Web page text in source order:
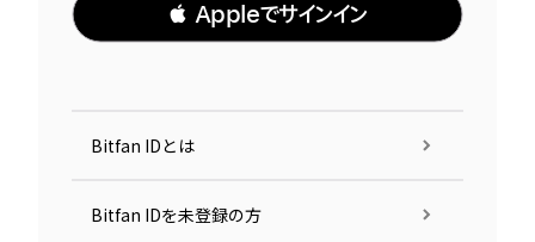
 Appleでサインイン
Bitfan IDとは
Bitfan IDを未登録の方